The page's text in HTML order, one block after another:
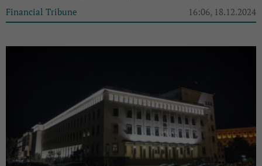
Financial Tribune 16:06, 18.12.2024